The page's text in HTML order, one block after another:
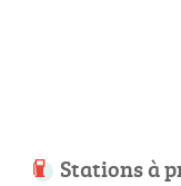
Stations à